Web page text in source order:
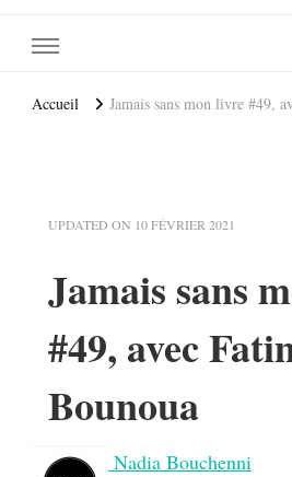
Accueil Jamais sans mon livre #49,
UPDATED ON 10 FÉVRIER 2021
Jamais sans
#49, avec
Bounoua
Nadia Bouchenni